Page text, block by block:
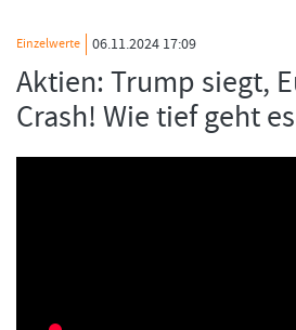
Einzelwerte 06.11.2024 17:09
Aktien: Trump siegt,
Crash! Wie tief geht
Angemeldet bleiben
LOGIN
Passwort vergessen